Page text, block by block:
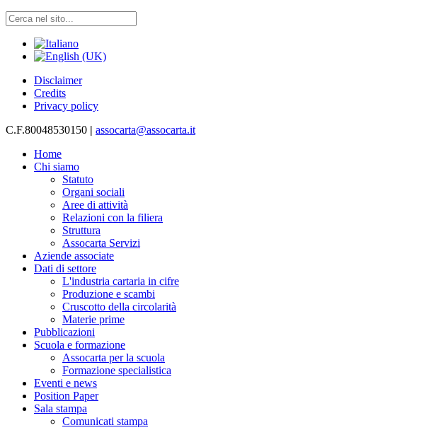
Disclaimer
Credits
Privacy policy
C.F.80048530150 | assocarta@assocarta.it
Home
Chi siamo
Statuto
Organi sociali
Aree di attività
Relazioni con la filiera
Struttura
Assocarta Servizi
Aziende associate
Dati di settore
L'industria cartaria in cifre
Produzione e scambi
Cruscotto della circolarità
Materie prime
Pubblicazioni
Scuola e formazione
Assocarta per la scuola
Formazione specialistica
Eventi e news
Position Paper
Sala stampa
Comunicati stampa